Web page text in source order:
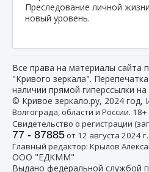
Преследование личной
новый уровень.
Все права на материалы сайта
"Кривого зеркала".
наличии прямой гиперссылки на
© Кривое зеркало.ру, 2024 год,
Волгограда, области и России. 18+
Свидетельство о регистрации
77 - 87885от 12 августа 2024 г.
Главный редактор: Крылов
ООО "ЕДКММ"
Выдано федеральной службой